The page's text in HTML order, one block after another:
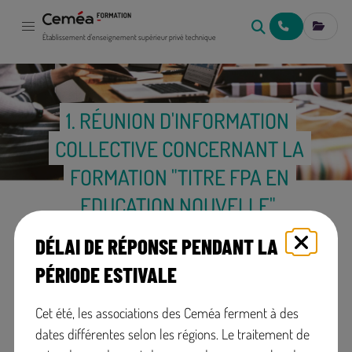
DÉLAI DE RÉPONSE PENDANT LA
PÉRIODE ESTIVALE
Cet été, les associations des Ceméa ferment à des
dates différentes selon les régions. Le traitement de
Établissement d'enseignement supérieur privé technique NOUS MES
1. RÉUNION D'INFORMATION
COLLECTIVE CONCERNANT LA
FORMATION "TITRE FPA EN
EDUCATION NOUVELLE"
Adresse mail de l'organisateur: admin-
cfen@cemea.asso.fr